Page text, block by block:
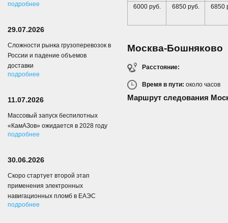
6000 руб.
6850 руб. 6850
Москва-Бошняково
Расстояние:
Время в пути: около часов
Маршрут следования
подробнее
29.07.2026
Сложности рынка грузоперевозок в
России и падение объемов
доставки
подробнее
11.07.2026
Массовый запуск беспилотных
«КамАЗов» ожидается в 2028 году
подробнее
30.06.2026
Скоро стартует второй этап
применения электронных
навигационных пломб в ЕАЭС
подробнее